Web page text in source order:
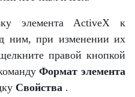
элемента ActiveX к
ним, при изменении их
правой кнопкой
Формат элемента
Свойства .